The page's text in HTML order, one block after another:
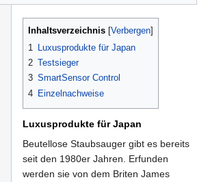
Inhaltsverzeichnis
1
Luxusprodukte für Japan
2 Testsieger
3 SmartSensor Control
4 Einzelnachweise
Luxusprodukte für Japan
Beutellose Staubsauger gibt es bereits
seit den 1980er Jahren. Erfunden
werden sie von dem Briten James